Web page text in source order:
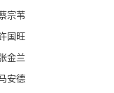
宗苇
国旺
金兰
安德